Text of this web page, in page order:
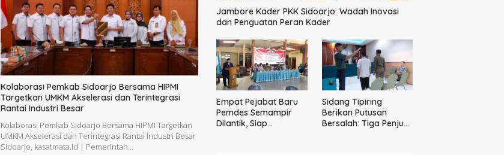
Kolaborasi Pemkab Sidoarjo Bersama HIPMI
Targetkan UMKM Akselerasi dan Terintegrasi
Rantai Industri Besar
Kolaborasi Pemkab Sidoarjo Bersama HIPMI Targetkan
UMKM Akselerasi dan Terintegrasi Rantai Industri Besar
Sidoarjo, kasatmata.id | Pemerintah…
Jambore Kader PKK Sidoarjo: Wadah Inovasi
dan Penguatan Peran Kader
Empat Pejabat Baru
Pemdes Semampir
Dilantik, Siap
Sidang Tipiring
Berikan Putusan
Bersalah: Tiga Penjual